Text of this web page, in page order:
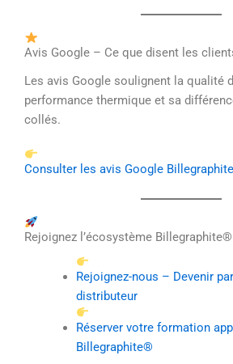
Avis Google – Ce que disent les
Les avis Google soulignent la qualité
performance thermique et sa
collés.
Consulter les avis Google Billegraphite
Rejoignez l’écosystème Billegraphite®
Rejoignez-nous – Devenir
distributeur
Réserver votre formation
Billegraphite®